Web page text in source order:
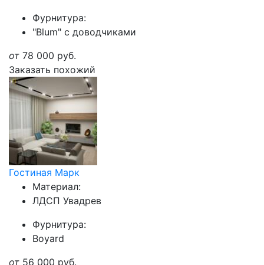
Фурнитура:
"Blum" с доводчиками
от 78 000 руб.
Заказать похожий
Гостиная Марк
Материал:
ЛДСП Увадрев
Фурнитура:
Boyard
от 56 000 руб.